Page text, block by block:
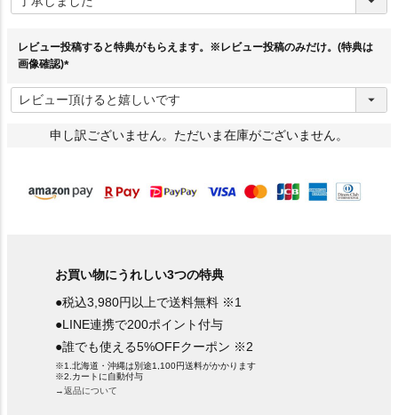
須
レビュー投稿すると特典がもらえます。※レビュー投稿のみだけ。(特典は
画像確認)
必
須
)
申し訳ございません。ただいま在庫がございません。
お買い物にうれしい3つの特典
●税込3,980円以上で送料無料 ※1
●LINE連携で200ポイント付与
●誰でも使える5%OFFクーポン ※2
※1.北海道・沖縄は別途1,100円送料がかかります
※2.カートに自動付与
→返品について